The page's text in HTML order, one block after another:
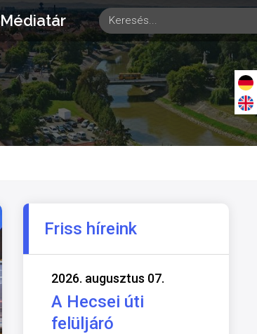
Médiatár
Friss híreink
2026. augusztus 07.
A Hecsei úti
felüljáró